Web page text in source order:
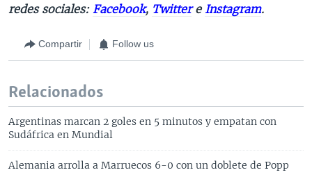
redes sociales: Facebook, Twittere Instagram.
Compartir Follow us
Relacionados
Argentinas marcan 2 goles en 5 minutos y empatan con
Sudáfrica en Mundial
Alemania arrolla a Marruecos 6-0 con un doblete de Popp